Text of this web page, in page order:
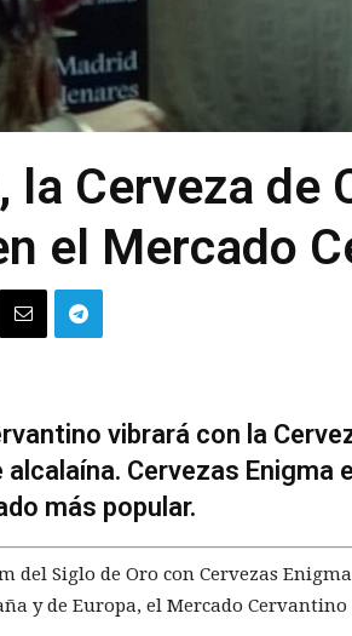
la Cerveza de
el Mercado
vibrará con la
Cervezas Enigma
más popular.
del Siglo de Oro con Cervezas
y de Europa, el Mercado Cervantino